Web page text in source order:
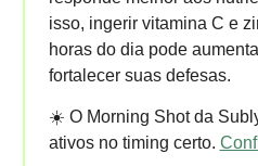
isso, ingerir vitamina C e
horas do dia pode
fortalecer suas defesas.
☀️ O Morning Shot da
ativos no timing certo.